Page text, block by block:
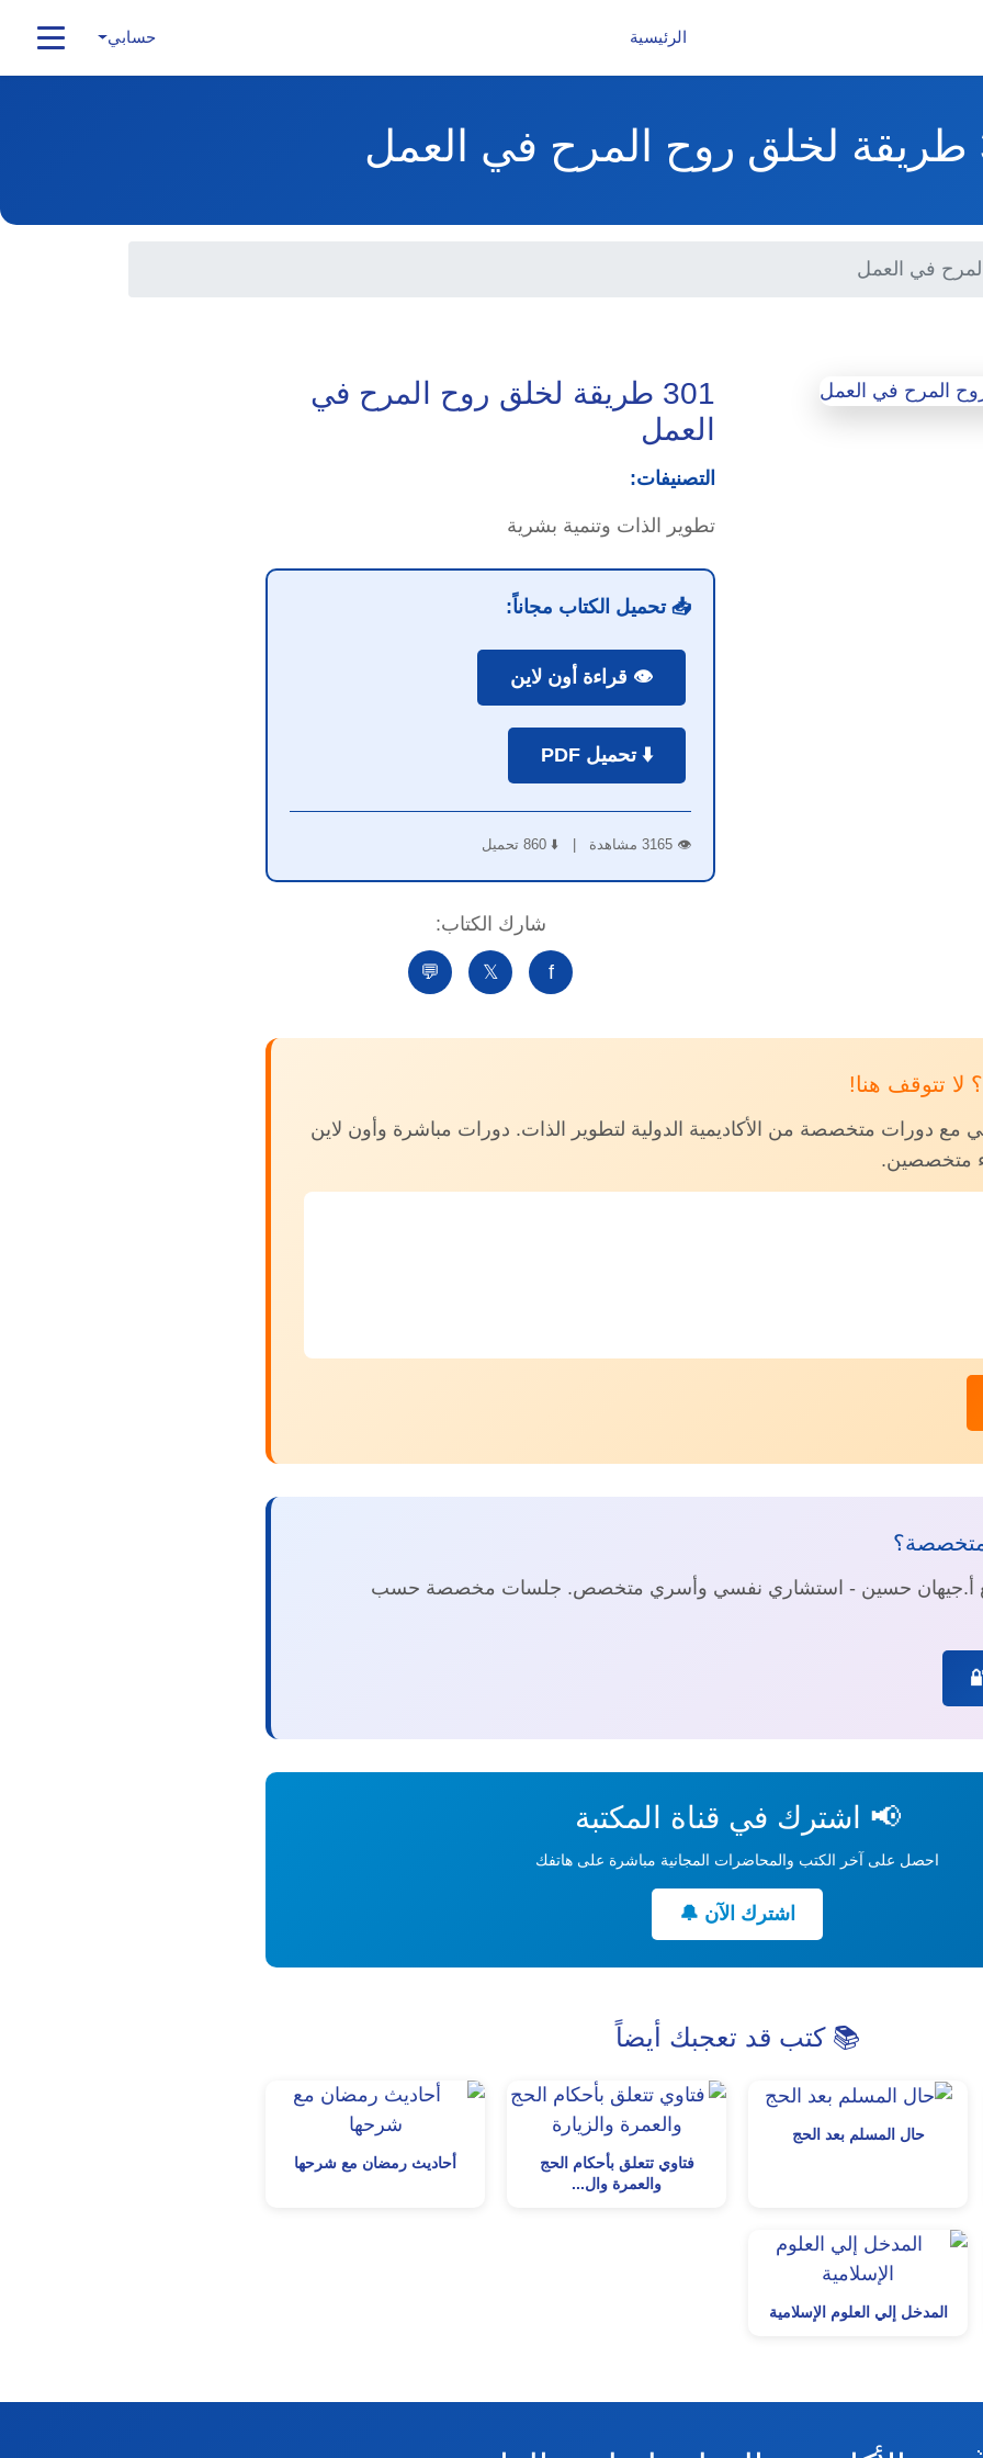
الرئيسية حسابي
301 طريقة لخلق روح المرح في
العمل
التصنيفات:
تطوير الذات وتنمية بشرية
📥 تحميل الكتاب مجاناً:
👁️ قراءة أون لاين
⬇️ تحميل PDF
👁️ 3165 مشاهدة | ⬇️ 860 تحميل
شارك الكتاب:
f
𝕏
💬
تتوقف هنا!
دورات متخصصة من الأكاديمية الدولية لتطوير الذات. دورات مباشرة وأون لاين
متخصصين.
أ.جيهان حسين - استشاري نفسي وأسري متخصص. جلسات مخصصة حسب
📢 اشترك في قناة المكتبة
احصل على آخر الكتب والمحاضرات المجانية مباشرة على هاتفك
اشترك الآن 🔔
📚 كتب قد تعجبك أيضاً
حال المسلم بعد الحج
فتاوي تتعلق بأحكام الحج
والعمرة وال...
أحاديث رمضان مع شرحها
المدخل إلي العلوم الإسلامية